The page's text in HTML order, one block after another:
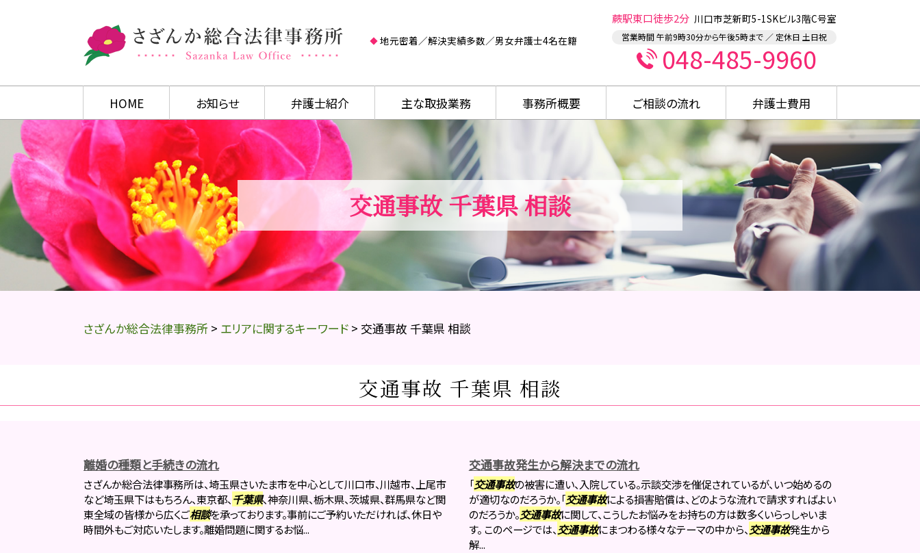
交通事故 千葉県 相談
地元密着／解決実績多数／男女弁護士4名在籍
蕨駅東口徒歩2分 川口市芝新町5-1SKビル3階C号室
営業時間 午前9時30分から午後5時まで ／ 定休日 土日祝
048-485-9960
HOME お知らせ 弁護士紹介 主な取扱業務 事務所概要 ご相談の流れ 弁護士費用
さざんか総合法律事務所 > エリアに関するキーワード > 交通事故 千葉県 相談
交通事故 千葉県 相談
離婚の種類と手続きの流れ
さざんか総合法律事務所は、埼玉県さいたま市を中心として川口市、川越市、上尾市
など埼玉県下はもちろん、東京都、千葉県、神奈川県、栃木県、茨城県、群馬県など関
東全域の皆様から広くご相談を承っております。事前にご予約いただければ、休日や
時間外もご対応いたします。離婚問題に関するお悩...
交通事故発生から解決までの流れ
「交通事故の被害に遭い、入院している。示談交渉を催促されているが、いつ始めるの
が適切なのだろうか。「交通事故による損害賠償は、どのような流れで請求すればよい
のだろうか。交通事故に関して、こうしたお悩みをお持ちの方は数多くいらっしゃいま
す。 このページでは、交通事故にまつわる様々なテーマの中から、交通事故発生から
解...